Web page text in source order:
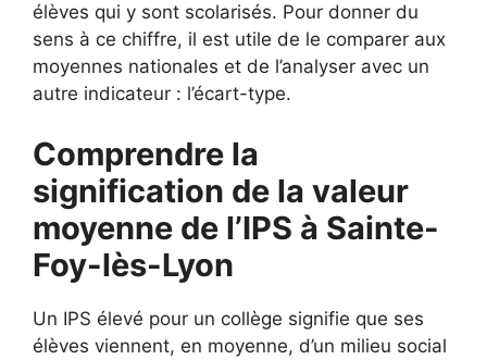
élèves qui y sont scolarisés. Pour donner du
sens à ce chiffre, il est utile de le comparer aux
moyennes nationales et de l’analyser avec un
autre indicateur : l’écart-type.
Comprendre la
signification de la valeur
moyenne de l’IPS à Sainte-
Foy-lès-Lyon
Un IPS élevé pour un collège signifie que ses
élèves viennent, en moyenne, d’un milieu social